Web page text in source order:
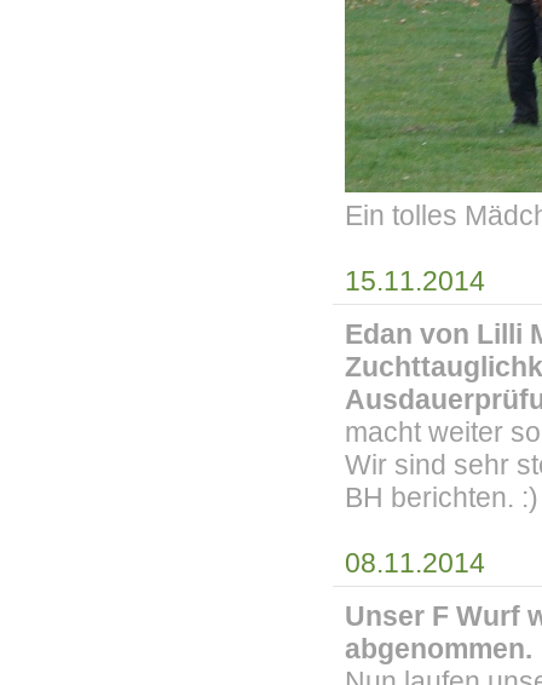
Ein tolles
15.11.2014
Edan von Lilli
macht weiter
Wir sind sehr
BH berichten. :)
08.11.2014
Unser F Wurf
abgenommen.